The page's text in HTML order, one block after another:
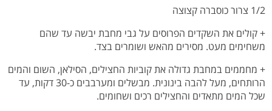
1/2 צרור כוסברה קצוצה
+ קולים את השקדים הפרוסים על גבי מחבת יבשה עד שהם
משחימים מעט. מסירים מהאש ושומרים בצד.
+ מחממים במחבת גדולה את קוביות החצילים, הסילאן, השום והמים
הרותחים, מעל להבה בינונית. מבשלים ומערבבים כ-30 דקות, עד
שכל המים מתאדים והחצילים רכים ושחומים.